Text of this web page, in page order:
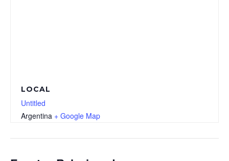
LOCAL
Untitled
Argentina + Google Map